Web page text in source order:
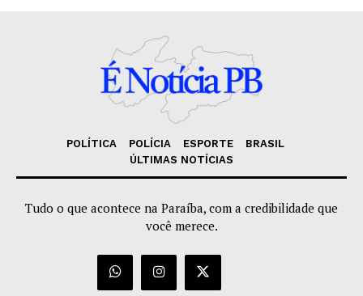
POLÍTICA POLÍCIA ESPORTE
BRASIL
ÚLTIMAS NOTÍCIAS
Tudo o que acontece na Paraíba, com a credibilidade que
você merece.